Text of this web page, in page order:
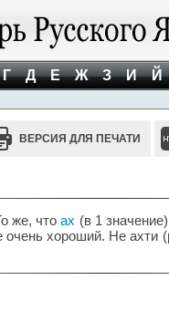
Г Д Е Ж З И Й
ВЕРСИЯ ДЛЯ ПЕЧАТИ
же, чтоах (в 1
очень хороший. Не ахти